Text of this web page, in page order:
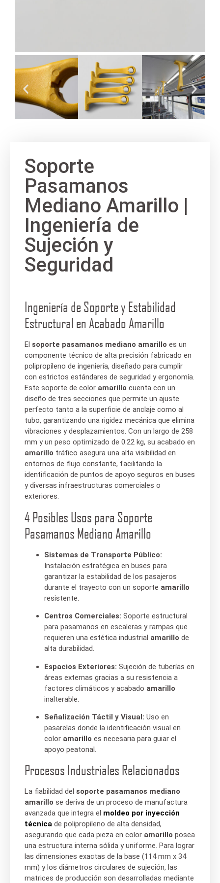
Soporte
Pasamanos
Mediano Amarillo |
Ingeniería de
Sujeción y
Seguridad
Ingeniería de Soporte y Estabilidad
Estructural en Acabado Amarillo
El soporte pasamanos mediano amarillo es un
componente técnico de alta precisión fabricado en
polipropileno de ingeniería, diseñado para cumplir
con estrictos estándares de seguridad y ergonomía.
Este soporte de color amarillo cuenta con un
diseño de tres secciones que permite un ajuste
perfecto tanto a la superficie de anclaje como al
tubo, garantizando una rigidez mecánica que elimina
vibraciones y desplazamientos. Con un largo de 258
mm y un peso optimizado de 0.22 kg, su acabado en
amarillo tráfico asegura una alta visibilidad en
entornos de flujo constante, facilitando la
identificación de puntos de apoyo seguros en buses
y diversas infraestructuras comerciales o
exteriores.
4 Posibles Usos para Soporte
Pasamanos Mediano Amarillo
Sistemas de Transporte Público:
Instalación estratégica en buses para
garantizar la estabilidad de los pasajeros
durante el trayecto con un soporte amarillo
resistente.
Centros Comerciales: Soporte estructural
para pasamanos en escaleras y rampas que
requieren una estética industrial amarillo de
alta durabilidad.
Espacios Exteriores: Sujeción de tuberías en
áreas externas gracias a su resistencia a
factores climáticos y acabado amarillo
inalterable.
Señalización Táctil y Visual: Uso en
pasarelas donde la identificación visual en
color amarillo es necesaria para guiar el
apoyo peatonal.
Procesos Industriales Relacionados
La fiabilidad del soporte pasamanos mediano
amarillo se deriva de un proceso de manufactura
avanzada que integra el moldeo por inyección
técnica de polipropileno de alta densidad,
asegurando que cada pieza en color amarillo posea
una estructura interna sólida y uniforme. Para lograr
las dimensiones exactas de la base (114 mm x 34
mm) y los diámetros circulares de sujeción, las
matrices de producción son desarrolladas mediante